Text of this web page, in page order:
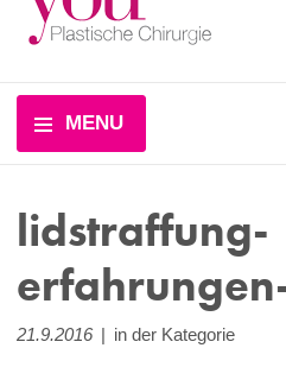
MENU
lidstraffung-
21.9.2016 | in der Kategorie